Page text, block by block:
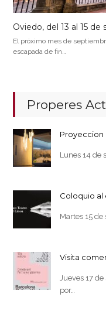
Oviedo, del 13 al 15
El próximo mes de
escapada de fin…
Properes
Proyeccion
Lunes 14 de
Coloquio al
Martes 15
Visita
Jueves 17
por…